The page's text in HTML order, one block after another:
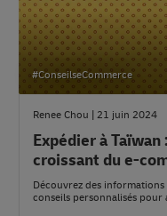
#ConseilseCommerce
Renee Chou | 21 juin 2024
Expédier à
croissant du e-
Découvrez des informations
conseils personnalisés